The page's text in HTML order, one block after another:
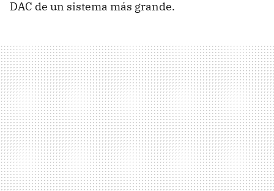
DAC de un sistema más grande.